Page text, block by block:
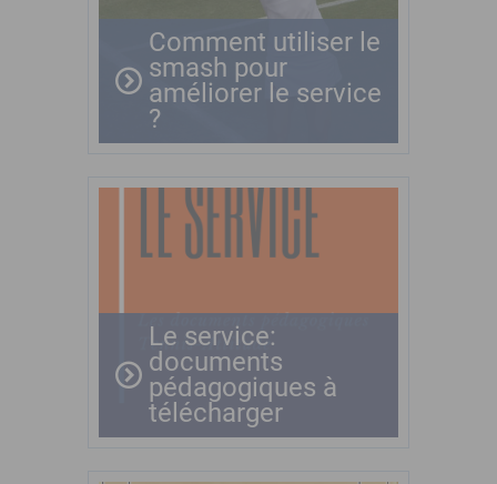
Comment utiliser le
smash pour
améliorer le service
?
Le service:
documents
pédagogiques à
télécharger